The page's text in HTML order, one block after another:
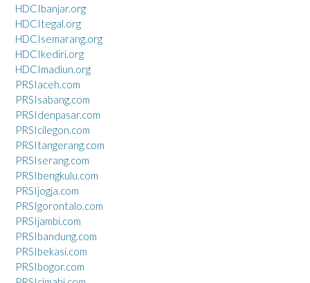
HDCIbanjar.org
HDCItegal.org
HDCIsemarang.org
HDCIkediri.org
HDCImadiun.org
PRSIaceh.com
PRSIsabang.com
PRSIdenpasar.com
PRSIcilegon.com
PRSItangerang.com
PRSIserang.com
PRSIbengkulu.com
PRSIjogja.com
PRSIgorontalo.com
PRSIjambi.com
PRSIbandung.com
PRSIbekasi.com
PRSIbogor.com